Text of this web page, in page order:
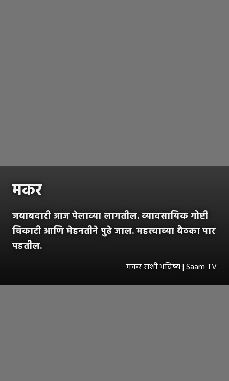
मकर
जबाबदारी आज पेलाव्या लागतील. व्यावसायिक गोष्टी
चिकाटी आणि मेहनतीने पुढे जाल. महत्त्वाच्या बैठका पार
पडतील.
मकर राशी भविष्य | Saam TV